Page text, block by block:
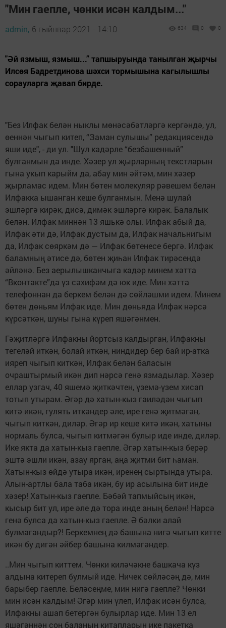
"Мин гаепле, чөнки исән калдым..."
admin, 6 гыйнвар 2021 - 14:10 634 0 0
"Әй язмыш, язмыш...” тапшыруында танылган җырчы
Илсөя Бәдретдинова шәхси тормышына кагылышлы
сорауларга җавап бирде.
"Без Илфак белән ныклы мөнәсәбәтләргә кергәндә, ул,
өеннән чыгып китеп, “Заман сулышы” редакциясендә
яши иде", - ди ул. "Шул кадәрле “безбашенный”
булганмын да инде. Хәзер ул җырларның текстларын
гына укып карыйм да, абау мин әйтәм, мин хәзер
җырламас идем. Мин бөтен молекуляр рәвешем белән
Илфакка ышанган кеше булганмын. Менә шулай
эшләргә кирәк, дисә, димәк эшләргә кирәк. Балалык
белән. Илфак миннән 13 яшькә олы. Илфак абый да,
Илфак әти дә, Илфак дустым да, Илфак начальнигым
да, Илфак сөяркәм дә — Илфак бөтенесе бергә. Илфак
баламның әтисе дә, бөтен җиһан Илфак тирәсендә
әйләнә. Без аерылышканчыга кадәр минем хәтта
“Вконтакте”да үз сәхифәм дә юк иде. Мин хәтта
телефоннан да беркем белән дә сөйләшми идем. Минем
бөтен дөньям Илфак иде. Мин дөньяда Илфак нәрсә
күрсәткән, шуны гына күреп яшәгәнмен.
Гәҗитләргә Илфакны йортсыз калдырган, Илфакны
тегеләй иткән, болай иткән, ниндидер бер бай ир-атка
ияреп чыгып киткән, Илфак белән баласын
очраштырмый икән дип нәрсә генә язмадылар. Хәзер
еллар узгач, 40 яшемә җиткәчтен, үземә-үзем хисап
тотып утырам. Әгәр дә хатын-кыз гаиләдән чыгып
китә икән, гулять иткәндер әле, ире генә җитмәгән,
чыгып киткән, диләр. Әгәр ир кеше китә икән, хатыны
нормаль булса, чыгып китмәгән булыр иде инде, диләр.
Ике якта да хатын-кыз гаепле. Әгәр хатын-кыз берәр
эштә эшли икән, азау ярган, аңа җитми бит һаман.
Хатын-кыз өйдә утыра икән, иренең сыртында утыра.
Алын-артлы бала таба икән, бу ир асылына бит инде
хәзер! Хатын-кыз гаепле. Бәбәй тапмыйсың икән,
кысыр бит ул, ире әле дә тора инде аның белән! Нәрсә
генә булса да хатын-кыз гаепле. Ә бәлки алай
булмагандыр?! Беркемнең дә башына нигә чыгып китте
икән бу дигән әйбер башына килмәгәндер.
..Мин чыгып киттем. Чөнки киләчәкне башкача күз
алдына китереп булмый иде. Ничек сөйләсәң дә, мин
барыбер гаепле. Беләсеңме, мин нигә гаепле? Чөнки
мин исән калдым! Әгәр мин үлеп, Илфак исән булса,
Илфакны ашап бетергән булырлар иде. Мин 13 ел
яшәгәннән соң баланың китапларын ике пакетка